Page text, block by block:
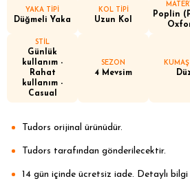
YAKA TİPİ
Düğmeli Yaka
KOL TİPİ
Uzun Kol
Poplin
STİL
Günlük
kullanım -
Rahat
kullanım -
Casual
SEZON
4 Mevsim
KUMAŞ
Tudors orijinal ürünüdür.
Tudors tarafından gönderilecektir.
14 gün içinde ücretsiz iade. Detaylı bilgi